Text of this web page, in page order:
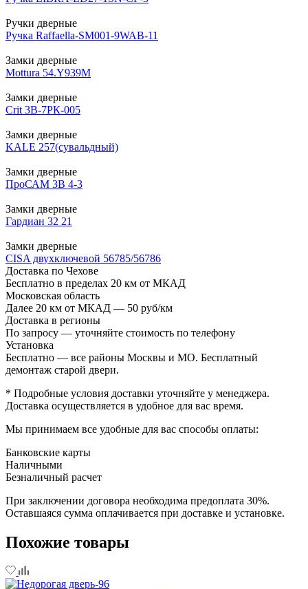
Ручки дверные
Ручка Raffaella-SM001-9WAB-11
Замки дверные
Mottura 54.Y939M
Замки дверные
Crit 3B-7РК-005
Замки дверные
KALE 257(сувальдный)
Замки дверные
ПроСАМ 3В 4-3
Замки дверные
Гардиан 32 21
Замки дверные
CISA двухключевой 56785/56786
Доставка по Чехове
Бесплатно в пределах 20 км от МКАД
Московская область
Далее 20 км от МКАД — 50 руб/км
Доставка в регионы
По запросу — уточняйте стоимость по телефону
Установка
Бесплатно — все районы Москвы и МО. Бесплатный
демонтаж старой двери.
* Подробные условия доставки уточняйте у менеджера.
Доставка осуществляется в удобное для вас время.
Мы принимаем все удобные для вас способы оплаты:
Банковские карты
Наличными
Безналичный расчет
При заключении договора необходима предоплата 30%.
Оставшаяся сумма оплачивается при доставке и установке.
Похожие товары